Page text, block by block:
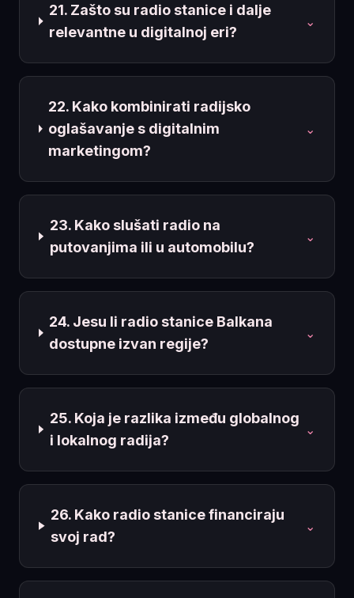
21. Zašto su radio stanice i dalje
relevantne u digitalnoj eri?
⌄
22. Kako kombinirati radijsko
oglašavanje s digitalnim
marketingom?
⌄
23. Kako slušati radio na
putovanjima ili u automobilu?
⌄
24. Jesu li radio stanice Balkana
dostupne izvan regije?
⌄
25. Koja je razlika između globalnog
i lokalnog radija?
⌄
26. Kako radio stanice financiraju
svoj rad?
⌄